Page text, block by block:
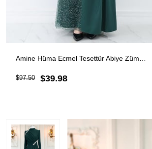
Amine Hüma Ecmel Tesettür Abiye Zümrüt
$39.98
$97.50